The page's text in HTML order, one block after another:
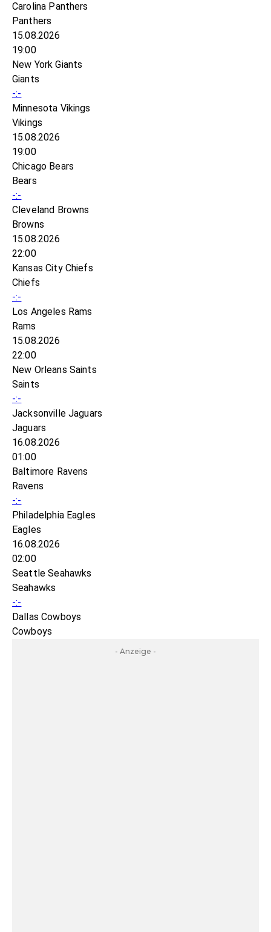
Carolina Panthers
Panthers
15.08.2026
19:00
New York Giants
Giants
-:-
Minnesota Vikings
Vikings
15.08.2026
19:00
Chicago Bears
Bears
-:-
Cleveland Browns
Browns
15.08.2026
22:00
Kansas City Chiefs
Chiefs
-:-
Los Angeles Rams
Rams
15.08.2026
22:00
New Orleans Saints
Saints
-:-
Jacksonville Jaguars
Jaguars
16.08.2026
01:00
Baltimore Ravens
Ravens
-:-
Philadelphia Eagles
Eagles
16.08.2026
02:00
Seattle Seahawks
Seahawks
-:-
Dallas Cowboys
Cowboys
- Anzeige -